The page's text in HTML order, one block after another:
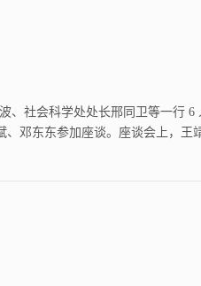
、社会科学处处长邢同卫等一行
邓东东参加座谈。座谈会上，王